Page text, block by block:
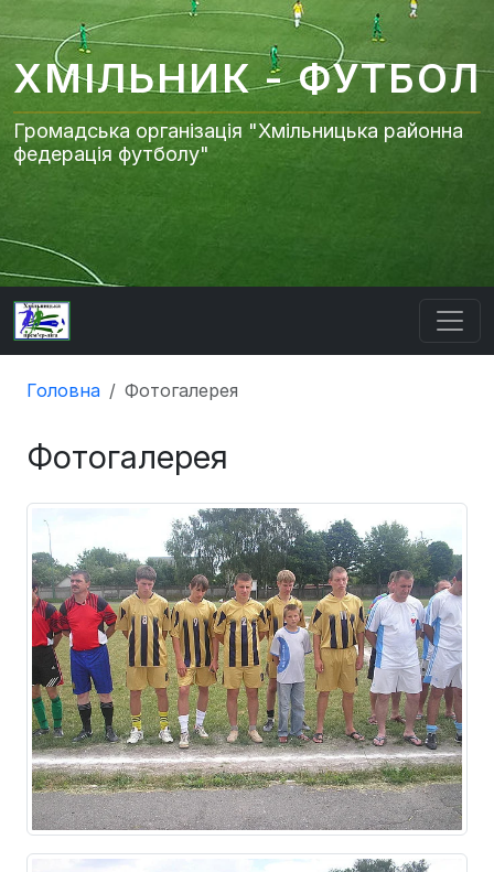
ХМІЛЬНИК - ФУТБОЛ
Громадська організація "Хмільницька районна
федерація футболу"
Головна Фотогалерея
Фотогалерея